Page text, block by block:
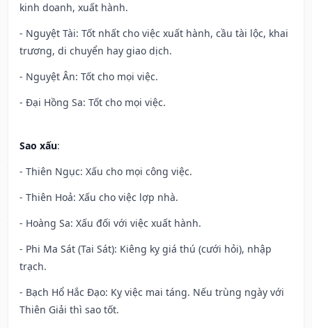
kinh doanh, xuất hành.
- Nguyệt Tài: Tốt nhất cho việc xuất hành, cầu tài lộc, khai
trương, di chuyển hay giao dịch.
- Nguyệt Ân: Tốt cho mọi việc.
- Đại Hồng Sa: Tốt cho mọi việc.
Sao xấu:
- Thiên Ngục: Xấu cho mọi công việc.
- Thiên Hoả: Xấu cho việc lợp nhà.
- Hoàng Sa: Xấu đối với việc xuất hành.
- Phi Ma Sát (Tai Sát): Kiêng kỵ giá thú (cưới hỏi), nhập
trạch.
- Bạch Hổ Hắc Đạo: Kỵ việc mai táng. Nếu trùng ngày với
Thiên Giải thì sao tốt.